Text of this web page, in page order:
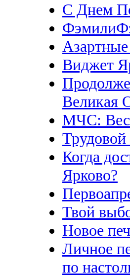
С Днем
Виджет
Великая
МЧС:
Трудовой
Когда
Ярково?
Твой
Новое
Личное
по